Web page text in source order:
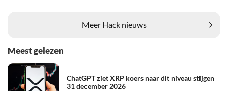
Meer Hack nieuws
Meest gelezen
ChatGPT ziet XRP koers naar dit niveau stijgen
31 december 2026